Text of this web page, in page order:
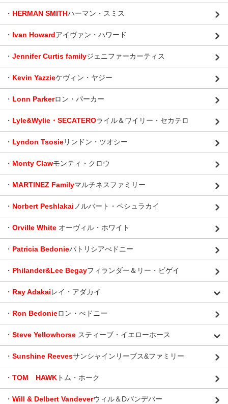
・ HERMAN SMITHハーマン・スミス
・ Ivan Howardアイヴァン・ハワード
・ Jennifer Curtis familyジェニファーカーティス
・ Kevin Yazzieケヴィン・ヤジー
・ Lonn Parkerロン・パーカー
・ Lyle&Wylie・SECATEROライル＆ワイリー・セカテロ
・ Lyndon Tsosieリンドン・ツオシー
・ Monty Clawモンティ・クロウ
・ MARTINEZ Familyマルチネスファミリー
・ Norbert Peshlakai ノルバート・ペシュラカイ
・ Orville White オーヴィル・ホワイト
・ Patricia Bedonieパトリシアべドニー
・ Philander&Lee Begayフィランダー＆リー・ビゲイ
・ Ray Adakaiレイ・アダカイ
・ Ron Bedonieロン・べドニー
・ Steve Yellowhorse スティーブ・イエローホース
・ Sunshine Reevesサンシャインリーブス&ファミリー
・ TOM HAWK トム・ホーク
・ Will & Delbert Vandeverウィル＆Dバンデバー